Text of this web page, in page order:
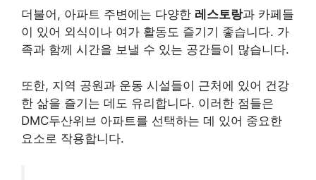
더불어, 아파트 주변에는 다양한 레스토랑과 카페들
이 있어 외식이나 여가 활동도 즐기기 좋습니다. 가
족과 함께 시간을 보낼 수 있는 공간들이 많습니다.
또한, 지역 공원과 운동 시설들이 근처에 있어 건강
한 삶을 즐기는 데도 유리합니다. 이러한 점들은
DMC두산위브 아파트를 선택하는 데 있어 중요한
요소로 작용합니다.